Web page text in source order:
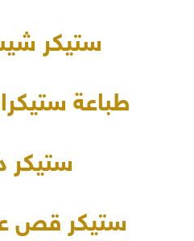
ستيكر
طباعة
ستيكر
ستيكر قص